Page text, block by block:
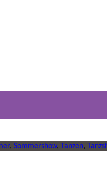
, Sommershow, Tanzen,